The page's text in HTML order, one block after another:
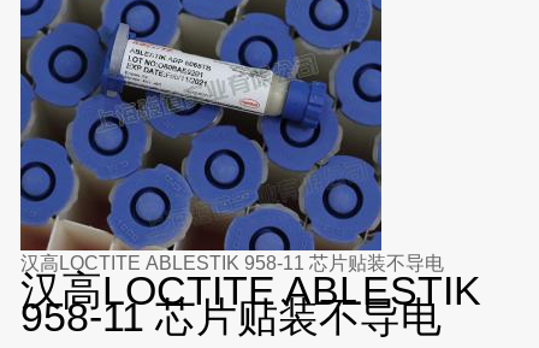
汉高LOCTITE ABLESTIK 958-11 芯片贴装不导电
汉高LOCTITE ABLESTIK
958-11 芯片贴装不导电